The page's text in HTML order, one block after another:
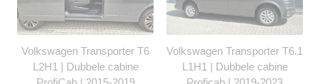
Volkswagen Transporter T6
L2H1 | Dubbele cabine
Volkswagen Transporter T6.1
L1H1 | Dubbele cabine